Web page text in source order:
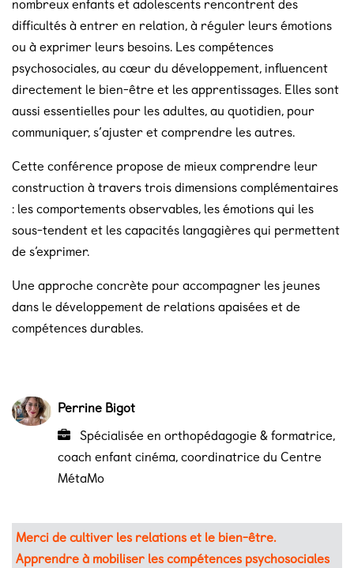
difficultés à entrer en relation, à réguler leurs émotions
ou à exprimer leurs besoins. Les compétences
psychosociales, au cœur du développement, influencent
directement le bien-être et les apprentissages. Elles sont
aussi essentielles pour les adultes, au quotidien, pour
communiquer, s’ajuster et comprendre les autres.
Cette conférence propose de mieux comprendre leur
construction à travers trois dimensions complémentaires
: les comportements observables, les émotions qui les
sous-tendent et les capacités langagières qui permettent
de s’exprimer.
Une approche concrète pour accompagner les jeunes
dans le développement de relations apaisées et de
compétences durables.
Perrine Bigot
Spécialisée en orthopédagogie & formatrice,
coach enfant cinéma, coordinatrice du Centre
MétaMo
Merci de cultiver les relations et le bien-être.
Apprendre à mobiliser les compétences psychosociales